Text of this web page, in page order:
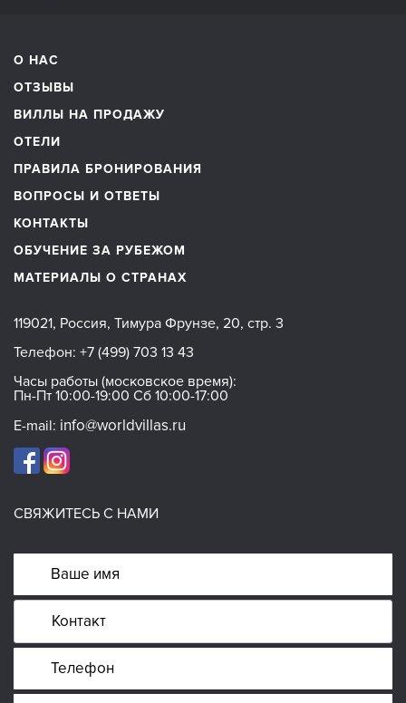
О НАС
ОТЗЫВЫ
ВИЛЛЫ НА ПРОДАЖУ
ОТЕЛИ
ПРАВИЛА БРОНИРОВАНИЯ
ВОПРОСЫ И ОТВЕТЫ
КОНТАКТЫ
ОБУЧЕНИЕ ЗА РУБЕЖОМ
МАТЕРИАЛЫ О СТРАНАХ
119021, Россия, Тимура Фрунзе, 20, стр. 3
Телефон: +7 (499) 703 13 43
Часы работы (московское время):
Пн-Пт 10:00-19:00 Сб 10:00-17:00
E-mail: info@worldvillas.ru
СВЯЖИТЕСЬ С НАМИ